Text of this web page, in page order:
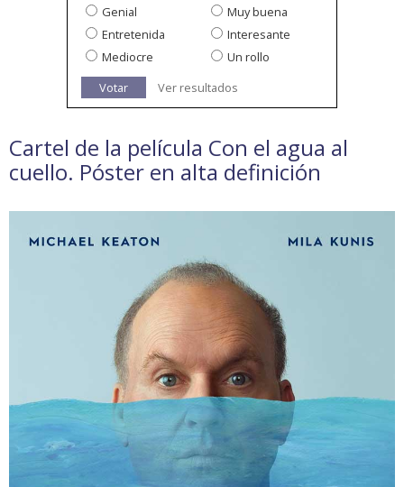
Genial
Muy buena
Entretenida
Interesante
Mediocre
Un rollo
Votar
Ver resultados
Cartel de la película Con el agua al
cuello. Póster en alta definición